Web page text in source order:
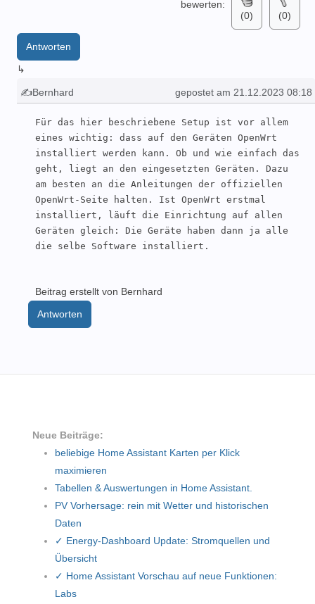
bewerten:
(0)
(0)
Antworten
↳
✍Bernhard gepostet am 21.12.2023 08:18
Für das hier beschriebene Setup ist vor allem
eines wichtig: dass auf den Geräten OpenWrt
installiert werden kann. Ob und wie einfach das
geht, liegt an den eingesetzten Geräten. Dazu
am besten an die Anleitungen der offiziellen
OpenWrt-Seite halten. Ist OpenWrt erstmal
installiert, läuft die Einrichtung auf allen
Geräten gleich: Die Geräte haben dann ja alle
die selbe Software installiert.
Beitrag erstellt von Bernhard
Antworten
Neue Beiträge:
beliebige Home Assistant Karten per Klick
maximieren
Tabellen & Auswertungen in Home Assistant.
PV Vorhersage: rein mit Wetter und historischen
Daten
✓ Energy-Dashboard Update: Stromquellen und
Übersicht
✓ Home Assistant Vorschau auf neue Funktionen:
Labs